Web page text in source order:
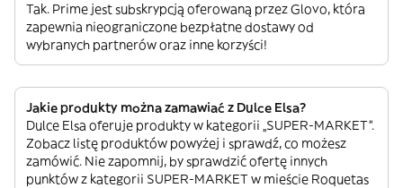
Tak. Prime jest subskrypcją oferowaną przez Glovo, która
zapewnia nieograniczone bezpłatne dostawy od
wybranych partnerów oraz inne korzyści!
Jakie produkty można zamawiać z Dulce Elsa?
Dulce Elsa oferuje produkty w kategorii „SUPER-MARKET”.
Zobacz listę produktów powyżej i sprawdź, co możesz
zamówić. Nie zapomnij, by sprawdzić ofertę innych
punktów z kategorii SUPER-MARKET w mieście Roquetas